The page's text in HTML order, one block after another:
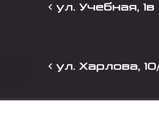
ул. Учебная, 1в
ул. Харлова,